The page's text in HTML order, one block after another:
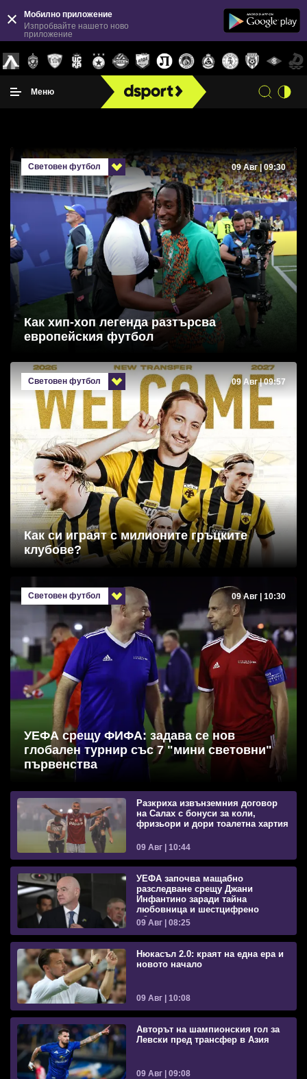
Мобилно приложение
Изпробвайте нашето ново
приложение
Меню
Световен футбол 09 Авг | 09:30
Как хип-хоп легенда разтърсва
европейския футбол
Световен футбол 09 Авг | 09:57
Как си играят с милионите гръцките
клубове?
Световен футбол 09 Авг | 10:30
УЕФА срещу ФИФА: задава се нов
глобален турнир със 7 "мини световни"
първенства
09 Авг | 10:44
Разкриха извънземния договор
на Салах с бонуси за коли,
фризьори и дори тоалетна хартия
09 Авг | 08:25
УЕФА започва мащабно
разследване срещу Джани
Инфантино заради тайна
любовница и шестцифрено
обезщетение
09 Авг | 10:08
Нюкасъл 2.0: краят на една ера и
новото начало
09 Авг | 09:08
Авторът на шампионския гол за
Левски пред трансфер в Азия